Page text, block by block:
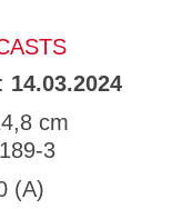
14.03.2024
cm
3
(A)